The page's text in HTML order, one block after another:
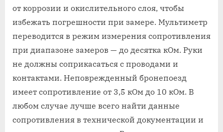
от коррозии и окислительного слоя, чтобы
избежать погрешности при замере. Мультиметр
переводится в режим измерения сопротивления
при диапазоне замеров — до десятка кОм. Руки
не должны соприкасаться с проводами и
контактами. Неповрежденный бронепоезд
имеет сопротивление от 3,5 кОм до 10 кОм. В
любом случае лучше всего найти данные
сопротивления в технической документации и